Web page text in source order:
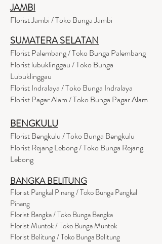
JAMBI
Florist Jambi / Toko Bunga Jambi
SUMATERA SELATAN
Florist Palembang / Toko Bunga Palembang
Florist lubuklinggau / Toko Bunga
Lubuklinggau
Florist Indralaya / Toko Bunga Indralaya
Florist Pagar Alam / Toko Bunga Pagar Alam
BENGKULU
Florist Bengkulu / Toko Bunga Bengkulu
Florist Rejang Lebong / Toko Bunga Rejang
Lebong
BANGKA BELITUNG
Florist Pangkal Pinang / Toko Bunga Pangkal
Pinang
Florist Bangka / Toko Bunga Bangka
Florist Muntok / Toko Bunga Muntok
Florist Belitung / Toko Bunga Belitung